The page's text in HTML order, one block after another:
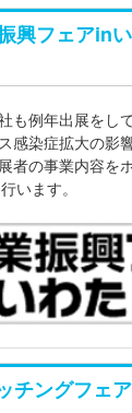
興フェアin
も例年出展をし
感染症拡大の影
者の事業内容を
います。
チングフェ